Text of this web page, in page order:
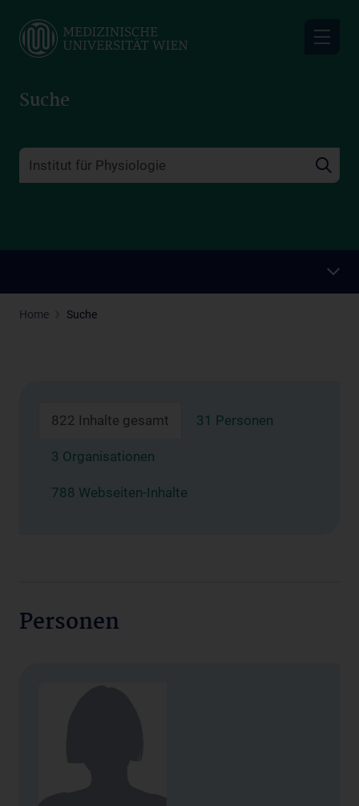
main
Suche
Home Suche
822 Inhalte gesamt 31 Personen
3 Organisationen
788 Webseiten-Inhalte
Personen